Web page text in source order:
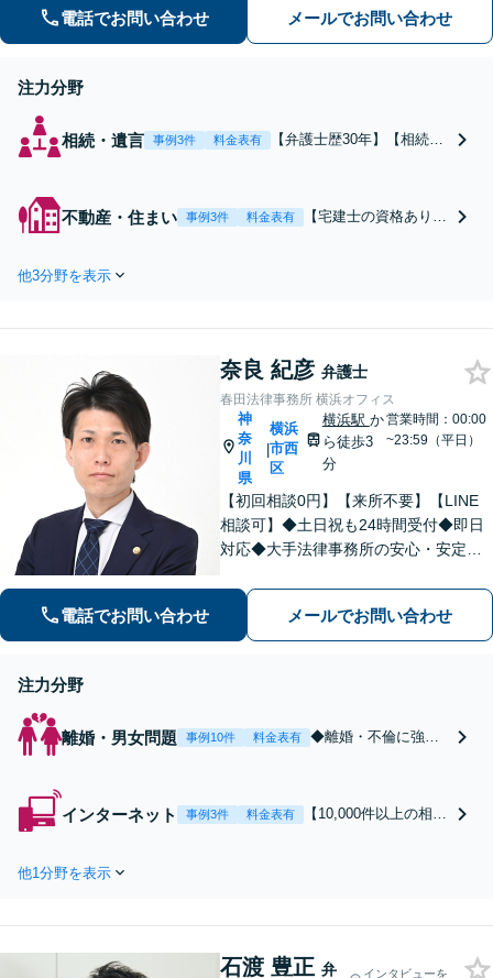
問題／企業法務／労働トラブルを中心
に法人・個人問わず承ります【顧問先
電話でお問い合わせ メールでお問い合わせ
注力分野
相続・遺言 事例3件 料金表有
【弁護士歴30年】【相続問
不動産がある／遺産に負債
がある（限定承認）など、
不動産・住まい 事例3件 料金表有
【宅建士の資格あり】
談に対応します。弁護
の解決実績多数。不動
産企業の顧問弁護士も
お任せください【関内
4分】【土日祝対応
可】
他3分野を表示
奈良 紀彦 弁護士
春田法律事務所 横浜オフィス
神
奈
川
県
|
横浜
市西
区
横浜駅 か
ら徒歩3
分
営業時間：00:00
~23:59（平日）
【初回相談0円】【来所不要】【LINE
相談可】◆土日祝も24時間受付◆即日
対応◆大手法律事務所の安心・安定サ
◆お気軽にご相談ください
電話でお問い合わせ メールでお問い合わせ
注力分野
離婚・男女問題 事例10件 料金表有
◆離婚・不倫に強い
らせたい】【減額し
たい】【内密に解決
インターネット 事例3件 料金表有
【10,000件以上の相談
傷の被害に遭った方◆
請求を受けた方◆個
他1分野を表示
石渡 豊正 弁 インタビューを